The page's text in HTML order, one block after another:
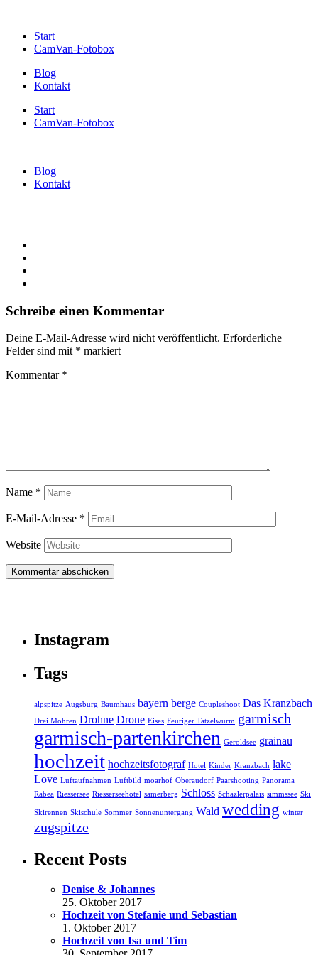
Start
CamVan-Fotobox
Blog
Kontakt
Start
CamVan-Fotobox
Blog
Kontakt
Schreibe einen Kommentar
Deine E-Mail-Adresse wird nicht veröffentlicht. Erforderliche
Felder sind mit * markiert
Kommentar *
Name *
E-Mail-Adresse *
Website
Instagram
Tags
alpspitze Augsburg Baumhaus bayern berge Coupleshoot Das Kranzbach
Drei Mohren Drohne Drone Eises Feuriger Tatzelwurm garmisch
garmisch-partenkirchen Geroldsee grainau
hochzeit hochzeitsfotograf Hotel Kinder Kranzbach lake
Love Luftaufnahmen Luftbild moarhof Oberaudorf Paarshooting Panorama
Rabea Riessersee Riesserseehotel samerberg Schloss Schäzlerpalais simmssee Ski
Skirennen Skischule Sommer Sonnenuntergang Wald wedding winter
zugspitze
Recent Posts
Denise & Johannes
25. Oktober 2017
Hochzeit von Stefanie und Sebastian
1. Oktober 2017
Hochzeit von Isa und Tim